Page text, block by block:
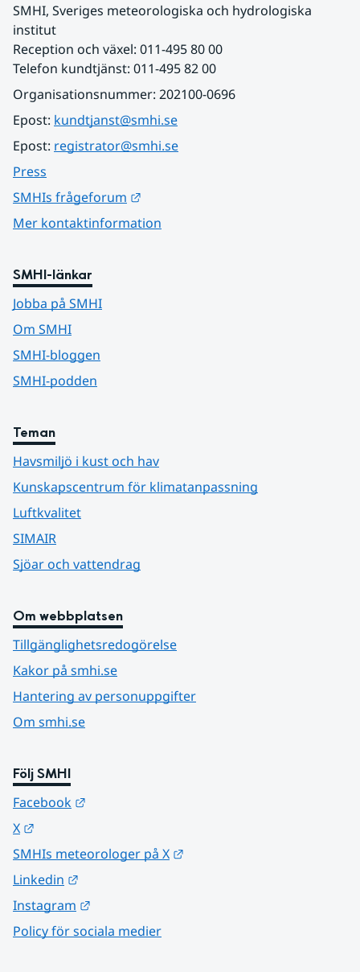
SMHI, Sveriges meteorologiska och hydrologiska
institut
Reception och växel: 011-495 80 00
Telefon kundtjänst: 011-495 82 00
Organisationsnummer: 202100-0696
Epost: kundtjanst@smhi.se
Epost: registrator@smhi.se
Press
SMHIs frågeforum
Mer kontaktinformation
SMHI-länkar
Jobba på SMHI
Om SMHI
SMHI-bloggen
SMHI-podden
Teman
Havsmiljö i kust och hav
Kunskapscentrum för klimatanpassning
Luftkvalitet
SIMAIR
Sjöar och vattendrag
Om webbplatsen
Tillgänglighetsredogörelse
Kakor på smhi.se
Hantering av personuppgifter
Om smhi.se
Följ SMHI
Facebook
X
SMHIs meteorologer på X
Linkedin
Instagram
Policy för sociala medier